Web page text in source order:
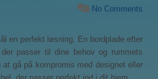
No Comments
en perfekt løsning. En bordplade efter
passer til dine behov og rummets
gå på kompromis med designet eller
der passer perfekt ind i dit hjem.